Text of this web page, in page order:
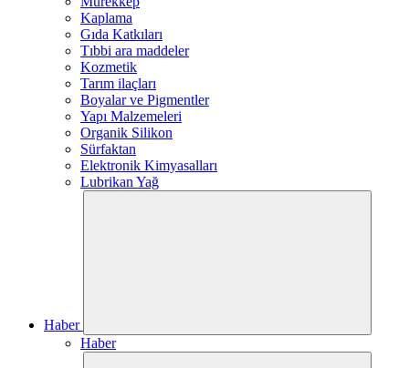
Kaplama
Gıda Katkıları
Tıbbi ara maddeler
Kozmetik
Tarım ilaçları
Boyalar ve Pigmentler
Yapı Malzemeleri
Organik Silikon
Sürfaktan
Elektronik Kimyasalları
Lubrikan Yağ
Haber
Haber